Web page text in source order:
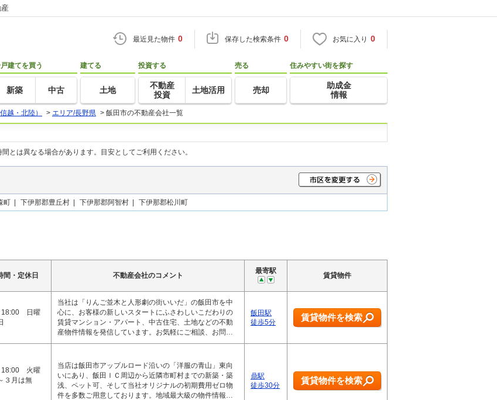
最近見た物件 0 保存した検索条件 0 お気に入り 0
建てを買う
新築 中古
建てる
土地
投資する
不動産
投資
土地活用
売る
売却
住みやすい街を探す
助成金
情報
越・北陸） > エリア/長野県 > 飯田市の不動産会社一覧
とは異なる場合があります。目安としてご利用ください。
町 | 下伊那郡豊丘村 | 下伊那郡阿智村 | 下伊那郡松川町
間・定休日 不動産会社のコメント
最寄駅
賃貸物件
18:00 日曜
当社は「りんご並木と人形劇の街いいだ」の飯田市を中
心に、お客様の新しいスタートにふさわしいこだわりの
賃貸マンション・アパート、中古住宅、土地などの不動
産物件情報を発信しています。お気軽にご相談、お問…
飯田駅
徒歩5分
賃貸物件を検索
18:00 火曜
３月は無
当店は飯田市アップルロード沿いの「洋服の青山」東向
いにあり、飯田ＩＣ周辺から近隣市町村までの新築・築
浅、ペット可、そして当社オリジナルの初期費用ゼロ物
件を多数ご用意しております。地域最大級の物件情報…
鼎駅
徒歩30分
賃貸物件を検索